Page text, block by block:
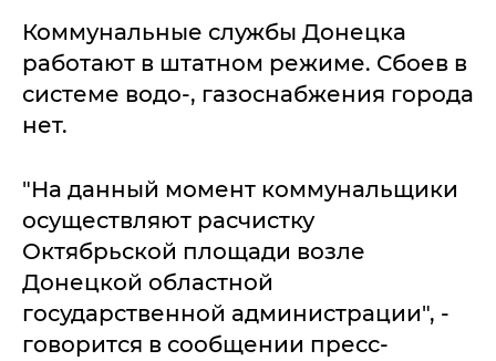
Коммунальные службы Донецка
работают в штатном режиме. Сбоев в
системе водо-, газоснабжения города
нет.
"На данный момент коммунальщики
осуществляют расчистку
Октябрьской площади возле
Донецкой областной
государственной администрации", -
говорится в сообщении пресс-